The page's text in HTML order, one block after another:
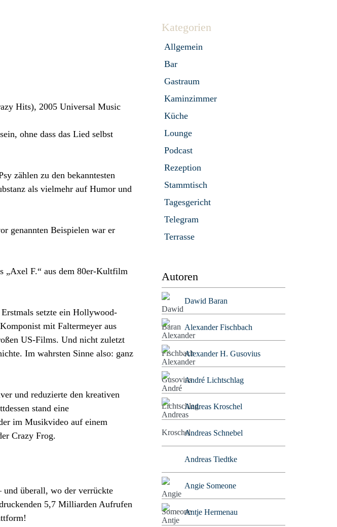
Hits), 2005 Universal Music
ohne dass das Lied selbst
zählen zu den bekanntesten
als vielmehr auf Humor und
genannten Beispielen war er
„Axel F.“ aus dem 80er-Kultfilm
setzte ein Hollywood-
mit Faltermeyer aus
US-Films. Und nicht zuletzt
Im wahrsten Sinne also: ganz
und reduzierte den kreativen
stand eine
im Musikvideo auf einem
Crazy Frog.
und überall, wo der verrückte
5,7 Milliarden Aufrufen
Kategorien
Allgemein
Bar
Gastraum
Kaminzimmer
Küche
Lounge
Podcast
Rezeption
Stammtisch
Tagesgericht
Telegram
Terrasse
Autoren
Dawid Baran
Alexander Fischbach
Alexander H. Gusovius
André Lichtschlag
Andreas Kroschel
Andreas Schnebel
Andreas Tiedtke
Angie Someone
Antje Hermenau